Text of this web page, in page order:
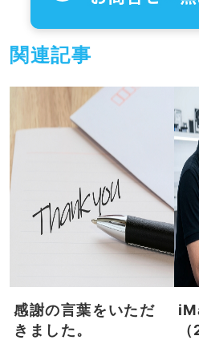
関連記事
感謝の言葉をいただ
きました。